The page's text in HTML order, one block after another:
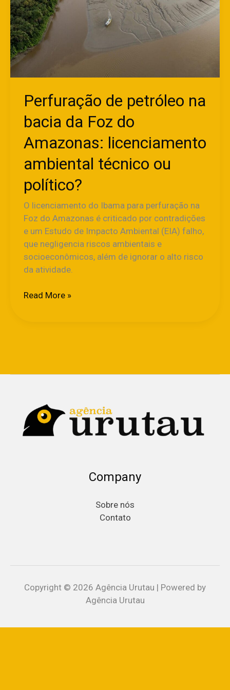
Perfuração de petróleo na
bacia da Foz do
Amazonas: licenciamento
ambiental técnico ou
político?
O licenciamento do Ibama para perfuração na
Foz do Amazonas é criticado por contradições
e um Estudo de Impacto Ambiental (EIA) falho,
que negligencia riscos ambientais e
socioeconômicos, além de ignorar o alto risco
da atividade.
Foz
do
Amazonas:
licenciamento
ambiental
ou
político?
Read More »
Company
Sobre nós
Contato
Copyright © 2026 Agência Urutau | Powered by
Agência Urutau